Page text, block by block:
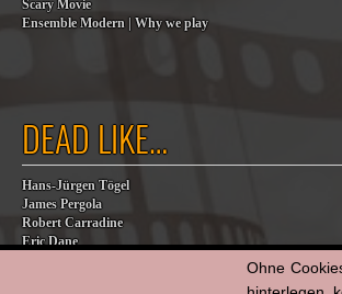
Scary Movie
Ensemble Modern | Why we play
DEAD LIKE…
Hans-Jürgen Tögel
James Pergola
Robert Carradine
Eric Dane
Ohne